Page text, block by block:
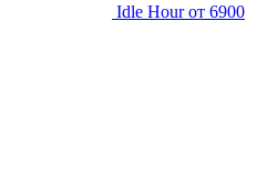
Idle Hour от 6900